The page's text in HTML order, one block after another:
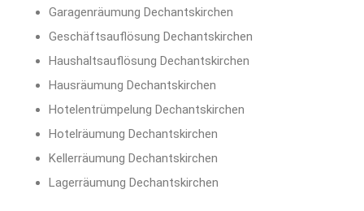
Garagenräumung Dechantskirchen
Geschäftsauflösung Dechantskirchen
Haushaltsauflösung Dechantskirchen
Hausräumung Dechantskirchen
Hotelentrümpelung Dechantskirchen
Hotelräumung Dechantskirchen
Kellerräumung Dechantskirchen
Lagerräumung Dechantskirchen